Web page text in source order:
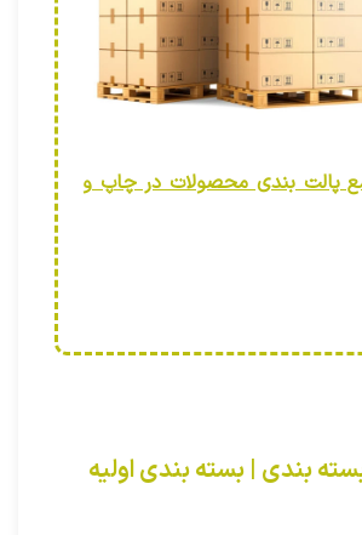
پالت‌ بندی محصولات در چاپ و
بندی | بسته بندى اولیه